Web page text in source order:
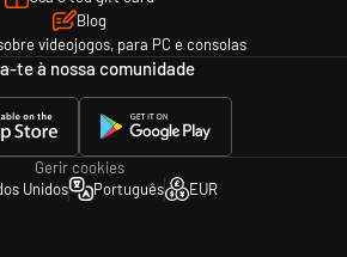
Blog
videojogos, para PC e consolas
te à nossa comunidade
Gerir cookies
Unidos
Português EUR